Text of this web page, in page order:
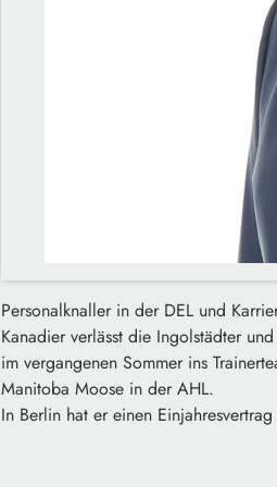
Personalknaller in der DEL und
Kanadier verlässt die Ingolstädter
im vergangenen Sommer ins
Manitoba Moose in der AHL.
In Berlin hat er einen